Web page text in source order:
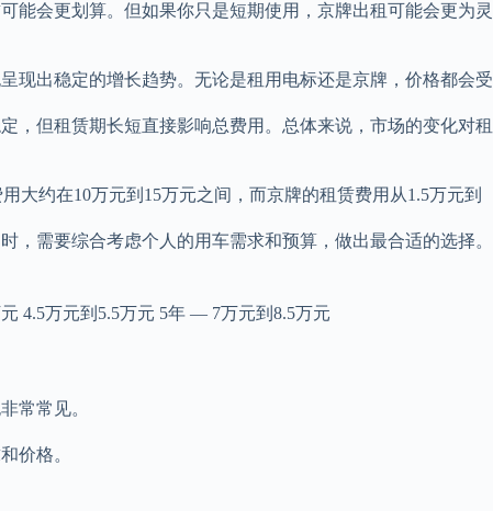
能会更划算。但如果你只是短期使用，京牌出租可能会更为灵
现出稳定的增长趋势。无论是租用电标还是京牌，价格都会受
，但租赁期长短直接影响总费用。总体来说，市场的变化对租
大约在10万元到15万元之间，而京牌的租赁费用从1.5万元到
需要综合考虑个人的用车需求和预算，做出最合适的选择。
4.5万元到5.5万元 5年 — 7万元到8.5万元
常常见。
价格。